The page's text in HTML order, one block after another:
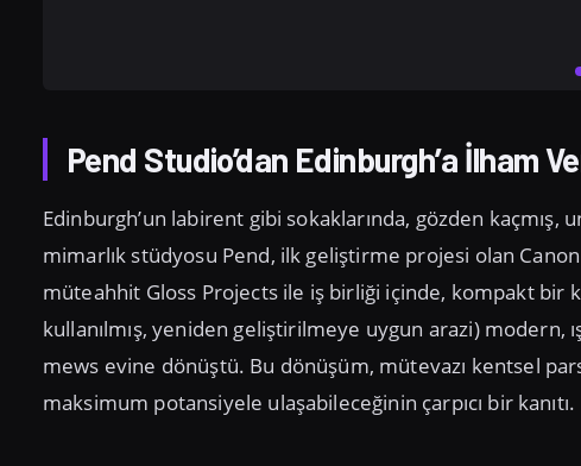
Pend Studio’dan Edinburgh’a İlham
Edinburgh’un labirent gibi sokaklarında, gözden
mimarlık stüdyosu Pend, ilk geliştirme projesi olan
müteahhit Gloss Projects ile iş birliği içinde, kompakt bir
kullanılmış, yeniden geliştirilmeye uygun arazi) modern,
mews evine dönüştü. Bu dönüşüm, mütevazı kentsel
maksimum potansiyele ulaşabileceğinin çarpıcı bir kanıtı.